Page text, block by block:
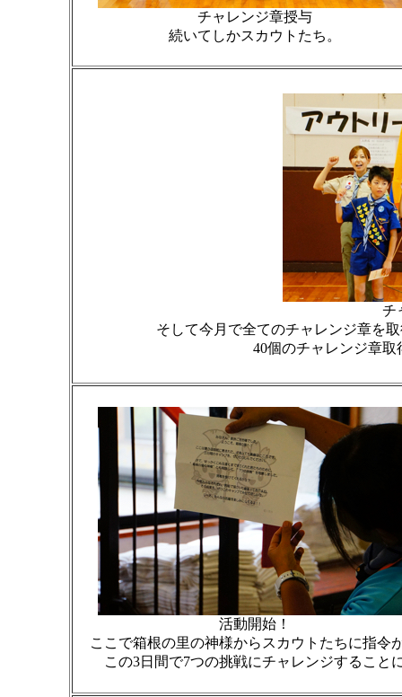
チャレンジ章授与
続いてしかスカウトたち。
チ
そして今月で全てのチャレンジ章を
40個のチャレンジ章
活動開始！
ここで箱根の里の神様からスカウトたちに指令
この3日間で7つの挑戦にチャレンジすること